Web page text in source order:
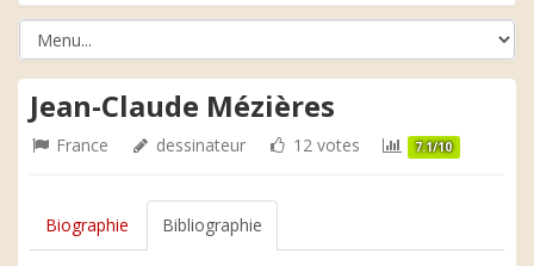
Jean-Claude Mézières
France dessinateur 12 votes 7.1/10
Biographie Bibliographie